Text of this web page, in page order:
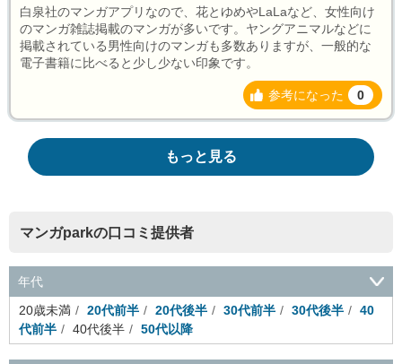
白泉社のマンガアプリなので、花とゆめやLaLaなど、女性向け
のマンガ雑誌掲載のマンガが多いです。ヤングアニマルなどに
掲載されている男性向けのマンガも多数ありますが、一般的な
電子書籍に比べると少し少ない印象です。
参考になった 0
もっと見る
マンガparkの口コミ提供者
年代
20歳未満
20代前半 20代後半 30代前半 30代後半
40
代前半
40代後半 50代以降